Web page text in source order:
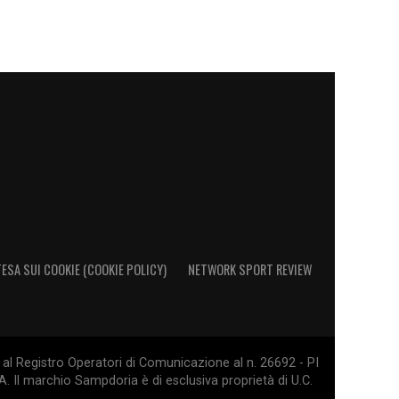
SUI COOKIE (COOKIE POLICY) NETWORK SPORT REVIEW
Registro Operatori di Comunicazione al n. 26692 - PI
Il marchio Sampdoria è di esclusiva proprietà di U.C.